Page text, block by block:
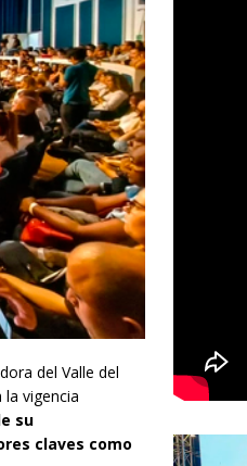
del Valle del
vigencia
su
claves como